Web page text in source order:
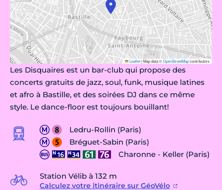
Leaflet|Map data ©OpenStreetMapcontributors
Les Disquaires est un bar-club qui propose des
concerts gratuits de jazz, soul, funk, musique latines
et afro à Bastille, et des soirées DJ dans ce même
style. Le dance-floor est toujours bouillant!
Ledru-Rollin (Paris)
Bréguet-Sabin (Paris)
Charonne - Keller (Paris)
Station Vélib à 132 m
Calculez votre itinéraire sur GéoVélo